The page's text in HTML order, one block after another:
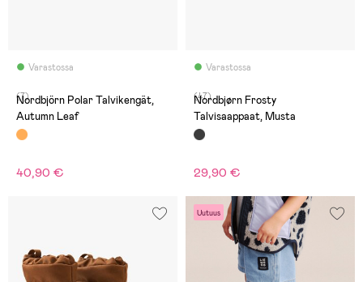
Varastossa
(7)
Nordbjörn Polar Talvikengät,
Autumn Leaf
40,90 €
Varastossa
(47)
Nordbjørn Frosty
Talvisaappaat, Musta
29,90 €
Uutuus